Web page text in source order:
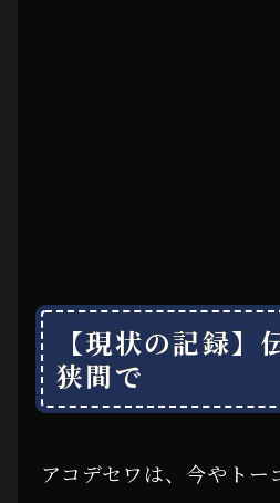
【現状の記録】
狭間で
アコデセワは、今やトー